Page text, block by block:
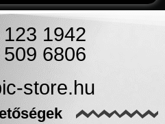
1942
6806
store.hu